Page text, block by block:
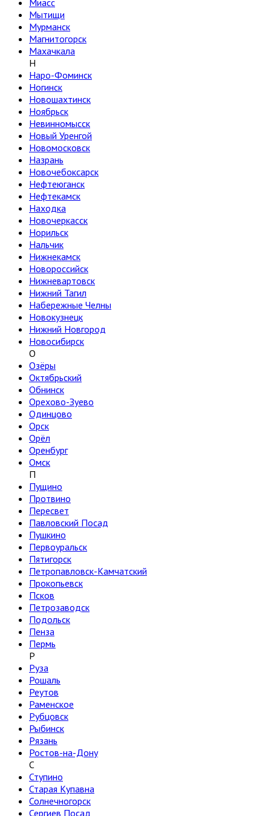
Миасс
Мытищи
Мурманск
Магнитогорск
Махачкала
Н
Наро-Фоминск
Ногинск
Новошахтинск
Ноябрьск
Невинномысск
Новый Уренгой
Новомосковск
Назрань
Новочебоксарск
Нефтеюганск
Нефтекамск
Находка
Новочеркасск
Норильск
Нальчик
Нижнекамск
Новороссийск
Нижневартовск
Нижний Тагил
Набережные Челны
Новокузнецк
Нижний Новгород
Новосибирск
О
Озёры
Октябрьский
Обнинск
Орехово-Зуево
Одинцово
Орск
Орёл
Оренбург
Омск
П
Пущино
Протвино
Пересвет
Павловский Посад
Пушкино
Первоуральск
Пятигорск
Петропавловск-Камчатский
Прокопьевск
Псков
Петрозаводск
Подольск
Пенза
Пермь
Р
Руза
Рошаль
Реутов
Раменское
Рубцовск
Рыбинск
Рязань
Ростов-на-Дону
С
Ступино
Старая Купавна
Солнечногорск
Сергиев Посад